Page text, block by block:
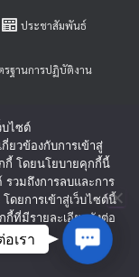
ประชาสัมพันธ์
รฐานการปฏิบัติงาน
ากรบุคคล
ร้องทุกข์-ร้องเรียน
บไซต์
วข้องกับการเข้าสู่
กี้ โดยนโยบายคุกกี้นี้
วมถึงการลบและการ
ดยการเข้าสู่เว็บไซต์นี้
ที่มีรายละเอียดดังต่อ
เรา